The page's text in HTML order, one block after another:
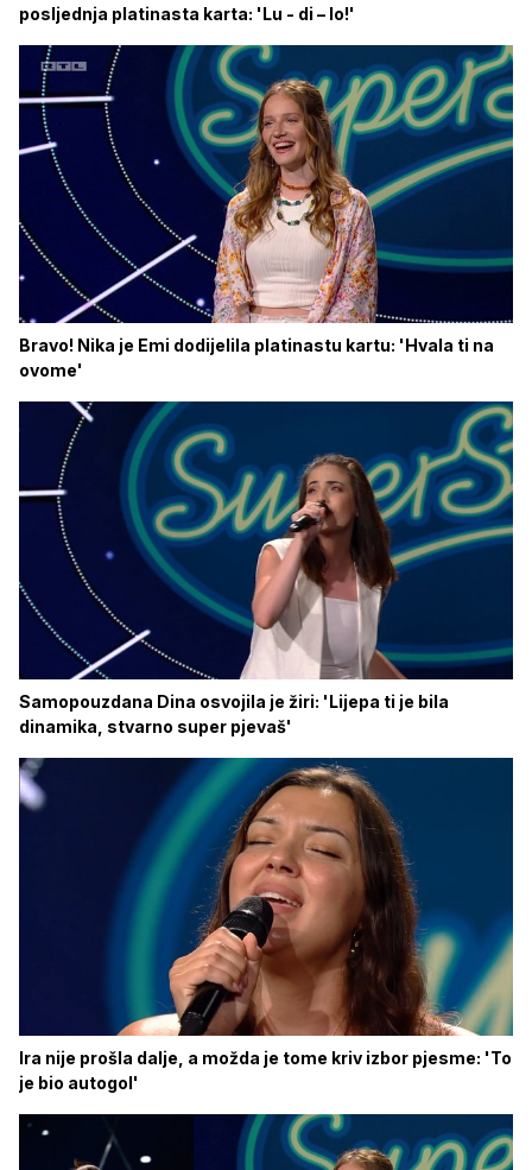
posljednja platinasta karta: 'Lu - di – lo!'
Bravo! Nika je Emi dodijelila platinastu kartu: 'Hvala ti na
ovome'
Samopouzdana Dina osvojila je žiri: 'Lijepa ti je bila
dinamika, stvarno super pjevaš'
Ira nije prošla dalje, a možda je tome kriv izbor pjesme: 'To
je bio autogol'